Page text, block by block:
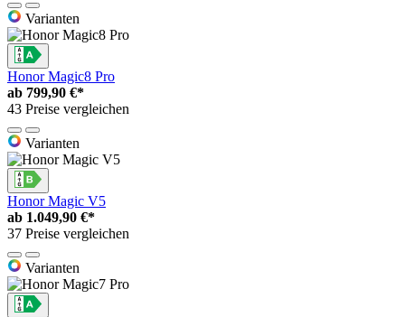
Varianten
Honor Magic8 Pro
ab 799,90 €*
43 Preise vergleichen
Varianten
Honor Magic V5
ab 1.049,90 €*
37 Preise vergleichen
Varianten